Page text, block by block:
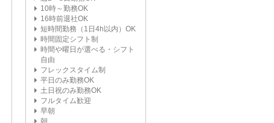
10時～勤務OK
16時前退社OK
短時間勤務（1日4h以内）OK
時間固定シフト制
時間や曜日が選べる・シフト
自由
フレックスタイム制
平日のみ勤務OK
土日祝のみ勤務OK
フルタイム歓迎
早朝
朝